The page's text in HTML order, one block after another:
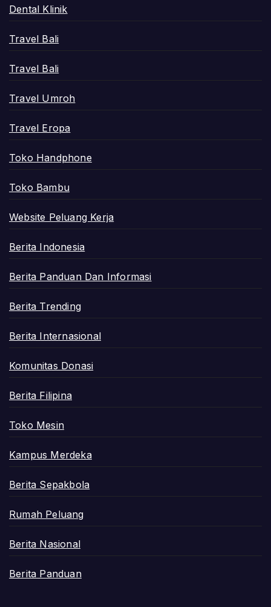
Dental Klinik
Travel Bali
Travel Bali
Travel Umroh
Travel Eropa
Toko Handphone
Toko Bambu
Website Peluang Kerja
Berita Indonesia
Berita Panduan Dan Informasi
Berita Trending
Berita Internasional
Komunitas Donasi
Berita Filipina
Toko Mesin
Kampus Merdeka
Berita Sepakbola
Rumah Peluang
Berita Nasional
Berita Panduan